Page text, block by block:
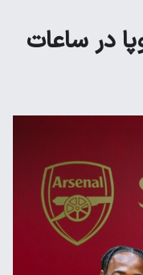
در ساعات